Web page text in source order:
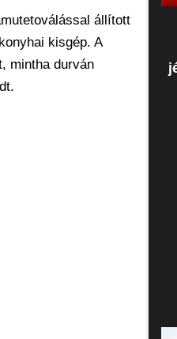
állított
kisgép. A
mintha durván